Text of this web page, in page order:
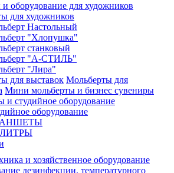
оборудование для художников
для художников
Настольный
"Хлопушка"
станковый
"А-СТИЛЬ"
"Лира"
для выставок Мольберты для
Мини мольберты и бизнес сувениры
и студийное оборудование
оборудование
и хозяйственное оборудование
дезинфекции, температурного